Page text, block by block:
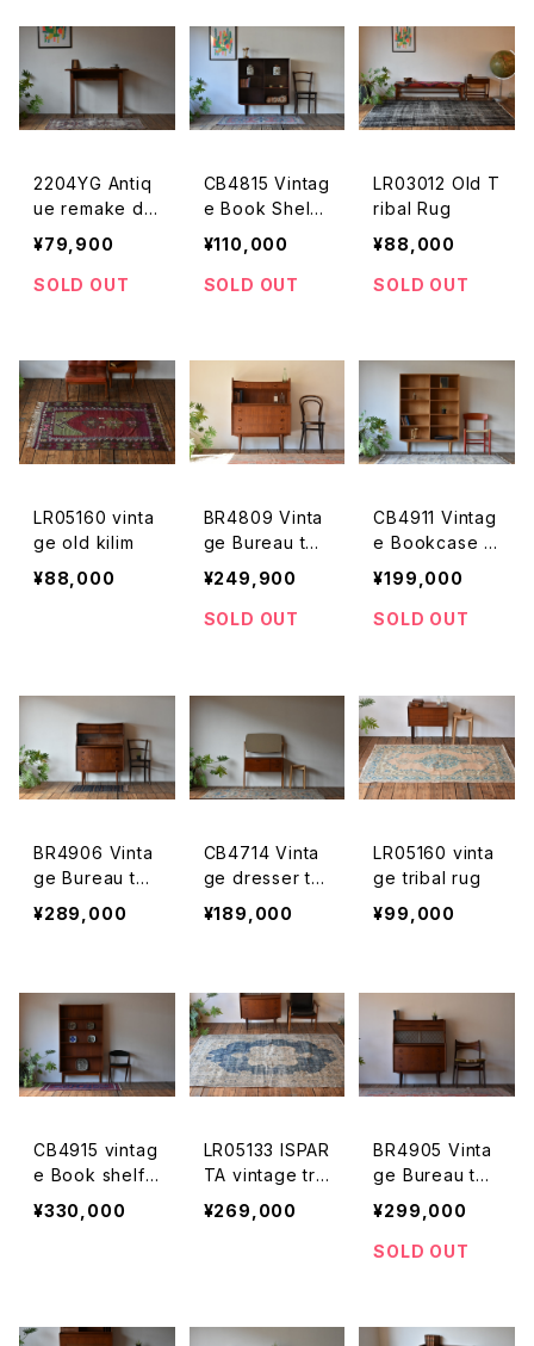
2204YG Antiq
ue remake de
sk JP
¥79,900
SOLD OUT
CB4815 Vintag
e Book Shelf r
osewood DK
¥110,000
SOLD OUT
LR03012 Old T
ribal Rug
¥88,000
SOLD OUT
LR05160 vinta
ge old kilim
¥88,000
BR4809 Vinta
ge Bureau tea
k DK
¥249,900
SOLD OUT
CB4911 Vintag
e Bookcase o
ak DK
¥199,000
SOLD OUT
BR4906 Vinta
ge Bureau tea
k DK
¥289,000
CB4714 Vinta
ge dresser te
ak （oak leg ）
¥189,000
LR05160 vinta
ge tribal rug
¥99,000
CB4915 vintag
e Book shelf
Johannes Sort
¥330,000
LR05133 ISPAR
TA vintage tri
bal rug
¥269,000
BR4905 Vinta
ge Bureau tea
k DK
¥299,000
SOLD OUT